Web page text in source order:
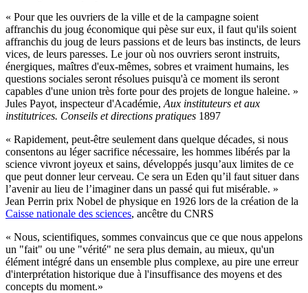
« Pour que les ouvriers de la ville et de la campagne soient
affranchis du joug économique qui pèse sur eux, il faut qu'ils soient
affranchis du joug de leurs passions et de leurs bas instincts, de leurs
vices, de leurs paresses. Le jour où nos ouvriers seront instruits,
énergiques, maîtres d'eux-mêmes, sobres et vraiment humains, les
questions sociales seront résolues puisqu'à ce moment ils seront
capables d'une union très forte pour des projets de longue haleine. »
Jules Payot, inspecteur d'Académie, Aux instituteurs et aux
institutrices. Conseils et directions pratiques 1897
« Rapidement, peut-être seulement dans quelque décades, si nous
consentons au léger sacrifice nécessaire, les hommes libérés par la
science vivront joyeux et sains, développés jusqu’aux limites de ce
que peut donner leur cerveau. Ce sera un Eden qu’il faut situer dans
l’avenir au lieu de l’imaginer dans un passé qui fut misérable. »
Jean Perrin prix Nobel de physique en 1926 lors de la création de la
Caisse nationale des sciences, ancêtre du CNRS
« Nous, scientifiques, sommes convaincus que ce que nous appelons
un "fait" ou une "vérité" ne sera plus demain, au mieux, qu'un
élément intégré dans un ensemble plus complexe, au pire une erreur
d'interprétation historique due à l'insuffisance des moyens et des
concepts du moment.»